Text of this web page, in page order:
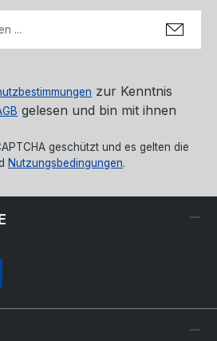
zur Kenntnis
gelesen und bin mit ihnen
geschützt und es gelten die
Nutzungsbedingungen.